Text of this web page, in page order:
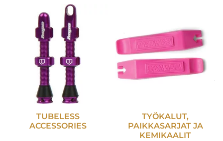
TUBELESS
ACCESSORIES
TYÖKALUT,
PAIKKASARJAT JA
KEMIKAALIT